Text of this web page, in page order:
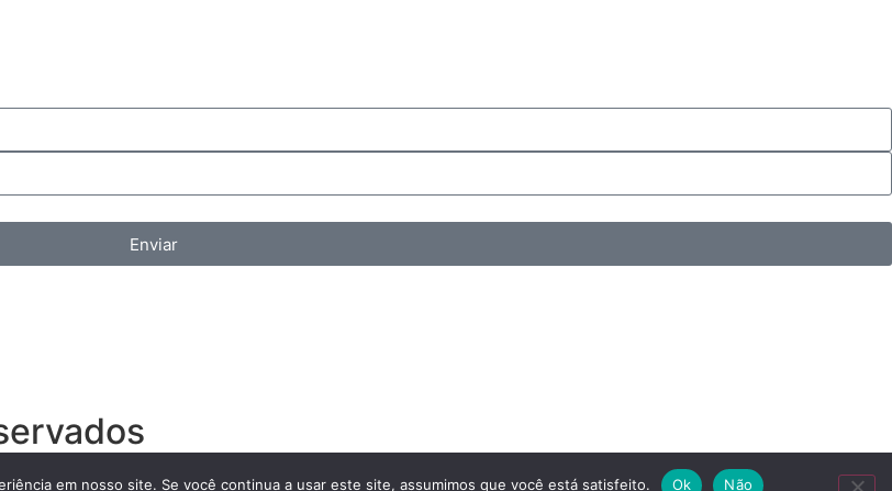
Enviar
em nosso site. Se você continua a usar este site, assumimos que você está satisfeito. Ok Não